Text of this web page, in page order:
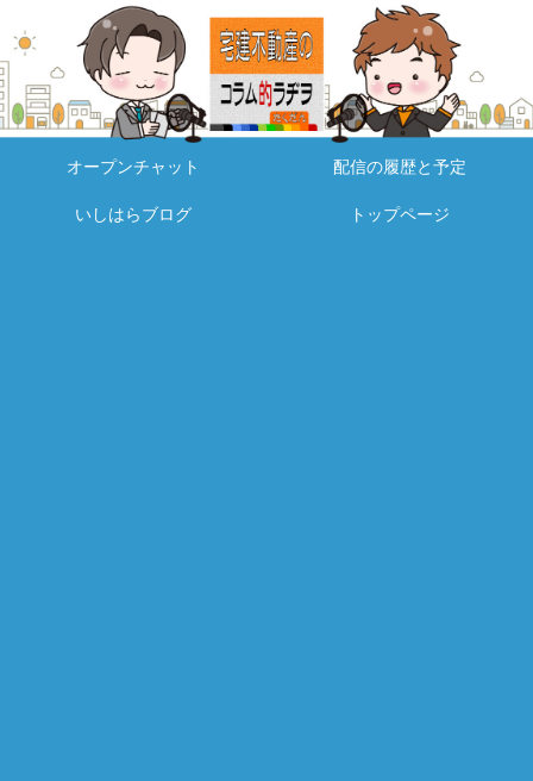
オープンチャット 配信の履歴と予定
いしはらブログ トップページ